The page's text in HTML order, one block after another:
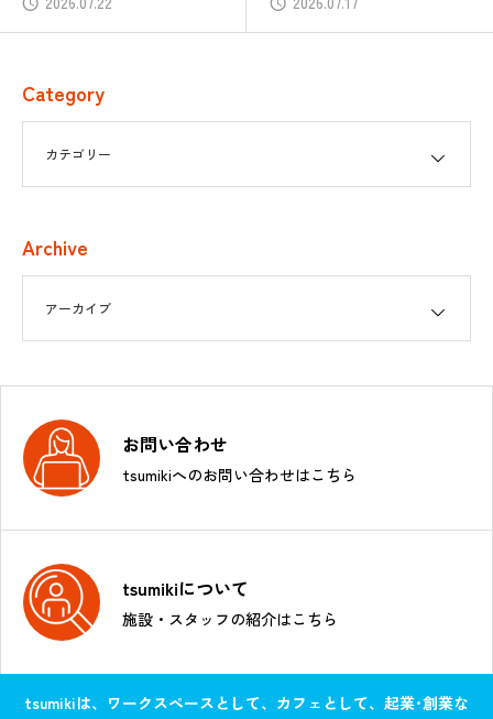
Category
Archive
お問い合わせ
tsumikiへのお問い合わせはこちら
tsumikiについて
施設・スタッフの紹介はこちら
tsumikiは、ワークスペースとして、カフェとして、起業･創業な